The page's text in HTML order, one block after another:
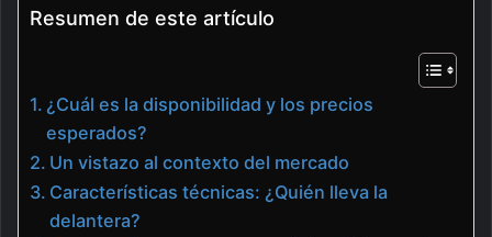
Resumen de este artículo
¿Cuál es la disponibilidad y los precios
esperados?
Un vistazo al contexto del mercado
Características técnicas: ¿Quién lleva la
delantera?